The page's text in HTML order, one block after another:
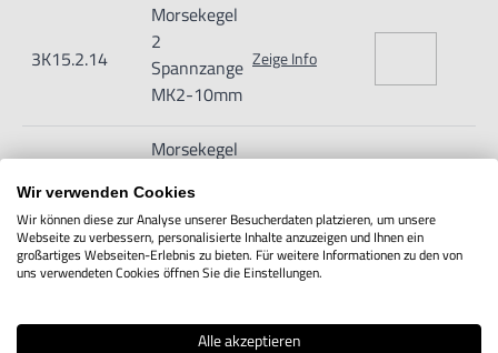
3K15.2.14
Morsekegel
2
Spannzange
MK2-10mm
Zeige Info
3K15.2.15
Morsekegel
Spannzange
MK2-12mm
IN DEN WARENKORB
Wir verwenden Cookies
Wir können diese zur Analyse unserer Besucherdaten platzieren, um unsere
Webseite zu verbessern, personalisierte Inhalte anzuzeigen und Ihnen ein
großartiges Webseiten-Erlebnis zu bieten. Für weitere Informationen zu den von
uns verwendeten Cookies öffnen Sie die Einstellungen.
Alle akzeptieren